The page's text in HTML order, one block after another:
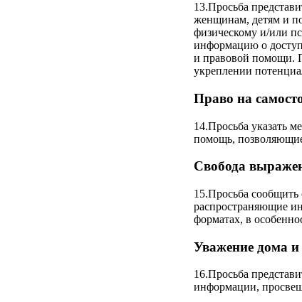
13.Просьба
женщинам, детям и
физическому и/или
информацию о
и правовой помощи.
укреплении
Право на
14.Просьба указать
помощь,
Свобода
15.Просьба сообщить
распространяющие
форматах, в
Уважение дома и
16.Просьба
информации,